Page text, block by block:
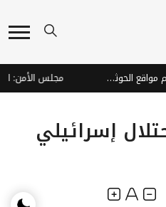
ردع عسكري واسع: القوات الحكومية تهاجم مواقع الحوثيين في الجوف ومحاور التماس
إسرائيلي